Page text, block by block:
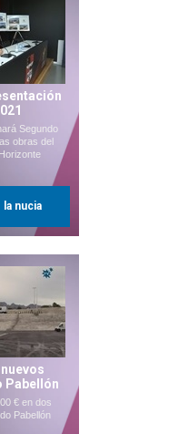
Segundo
obras del
la nucia
Pabellón
€ en dos
Pabellón